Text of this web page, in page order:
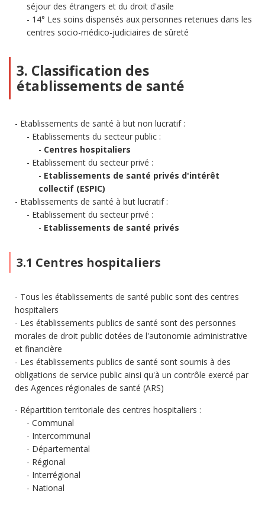
séjour des étrangers et du droit d'asile
14° Les soins dispensés aux personnes retenues dans les
centres socio-médico-judiciaires de sûreté
3. Classification des
établissements de santé
Etablissements de santé à but non lucratif :
Etablissements du secteur public :
Centres hospitaliers
Etablissement du secteur privé :
Etablissements de santé privés d'intérêt
collectif (ESPIC)
Etablissements de santé à but lucratif :
Etablissement du secteur privé :
Etablissements de santé privés
3.1 Centres hospitaliers
Tous les établissements de santé public sont des centres
hospitaliers
Les établissements publics de santé sont des personnes
morales de droit public dotées de l'autonomie administrative
et financière
Les établissements publics de santé sont soumis à des
obligations de service public ainsi qu'à un contrôle exercé par
des Agences régionales de santé (ARS)
Répartition territoriale des centres hospitaliers :
Communal
Intercommunal
Départemental
Régional
Interrégional
National